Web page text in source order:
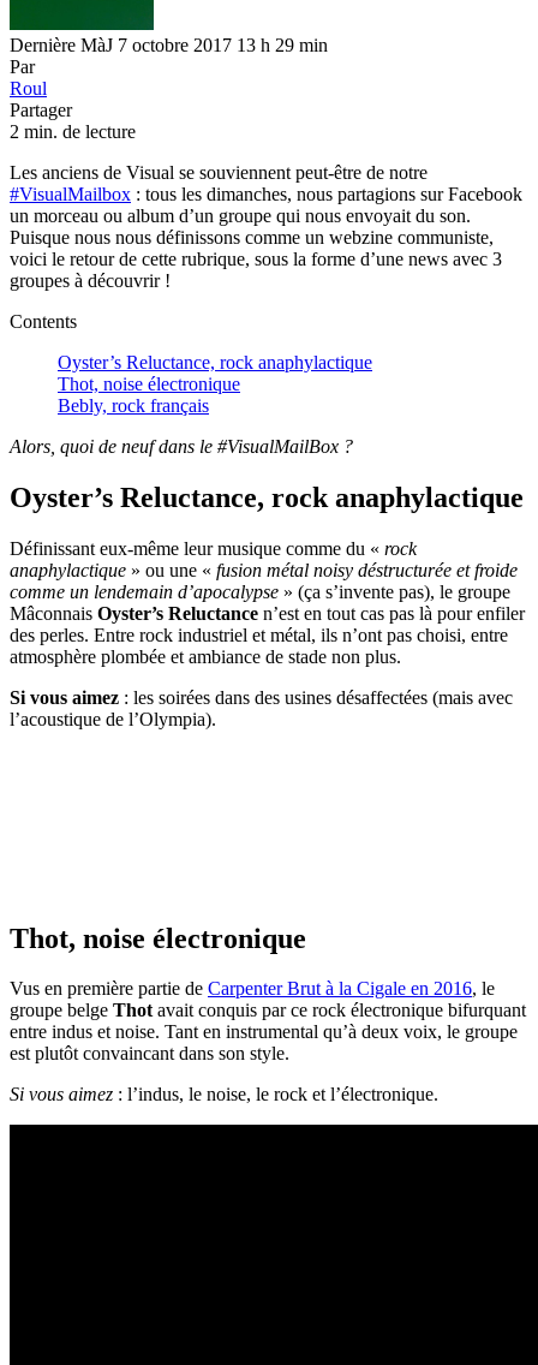
Dernière MàJ 7 octobre 2017 13 h 29 min
Par
Roul
Partager
2 min. de lecture
Les anciens de Visual se souviennent peut-être de notre
#VisualMailbox : tous les dimanches, nous partagions sur Facebook
un morceau ou album d’un groupe qui nous envoyait du son.
Puisque nous nous définissons comme un webzine communiste,
voici le retour de cette rubrique, sous la forme d’une news avec 3
groupes à découvrir !
Contents
Oyster’s Reluctance, rock anaphylactique
Thot, noise électronique
Bebly, rock français
Alors, quoi de neuf dans le #VisualMailBox ?
Oyster’s Reluctance, rock anaphylactique
Définissant eux-même leur musique comme du « rock
anaphylactique » ou une « fusion métal noisy déstructurée et froide
comme un lendemain d’apocalypse » (ça s’invente pas), le groupe
Mâconnais Oyster’s Reluctance n’est en tout cas pas là pour enfiler
des perles. Entre rock industriel et métal, ils n’ont pas choisi, entre
atmosphère plombée et ambiance de stade non plus.
Si vous aimez : les soirées dans des usines désaffectées (mais avec
l’acoustique de l’Olympia).
Thot, noise électronique
Vus en première partie de Carpenter Brut à la Cigale en 2016, le
groupe belge Thotavait conquis par ce rock électronique bifurquant
entre indus et noise. Tant en instrumental qu’à deux voix, le groupe
est plutôt convaincant dans son style.
Si vous aimez : l’indus, le noise, le rock et l’électronique.